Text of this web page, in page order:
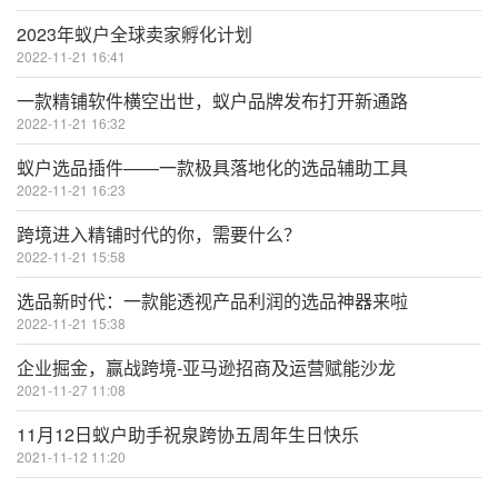
2023年蚁户全球卖家孵化计划
2022-11-21 16:41
一款精铺软件横空出世，蚁户品牌发布打开新通路
2022-11-21 16:32
蚁户选品插件——一款极具落地化的选品辅助工具
2022-11-21 16:23
跨境进入精铺时代的你，需要什么？
2022-11-21 15:58
选品新时代：一款能透视产品利润的选品神器来啦
2022-11-21 15:38
企业掘金，赢战跨境-亚马逊招商及运营赋能沙龙
2021-11-27 11:08
11月12日蚁户助手祝泉跨协五周年生日快乐
2021-11-12 11:20